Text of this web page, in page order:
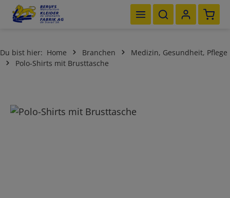
Zum Hauptinhalt springen
Du bist hier: Home Branchen
Medizin, Gesundheit, Pflege
Polo-Shirts mit Brusttasche
Bildergalerie überspringen